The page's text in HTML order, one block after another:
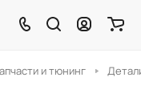
и тюнинг